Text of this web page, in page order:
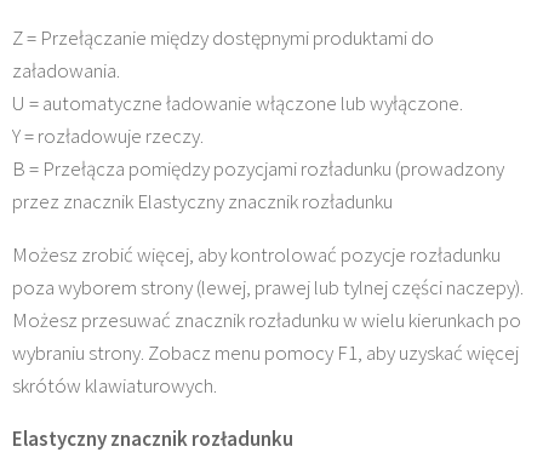
Z = Przełączanie między dostępnymi produktami do
załadowania.
U = automatyczne ładowanie włączone lub wyłączone.
Y = rozładowuje rzeczy.
B = Przełącza pomiędzy pozycjami rozładunku (prowadzony
przez znacznik Elastyczny znacznik rozładunku
Możesz zrobić więcej, aby kontrolować pozycje rozładunku
poza wyborem strony (lewej, prawej lub tylnej części naczepy).
Możesz przesuwać znacznik rozładunku w wielu kierunkach po
wybraniu strony. Zobacz menu pomocy F1, aby uzyskać więcej
skrótów klawiaturowych.
Elastyczny znacznik rozładunku